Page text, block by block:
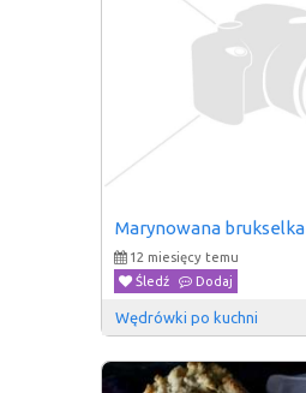
Marynowana brukselka
12 miesięcy temu
Śledź
Dodaj
Wędrówki po kuchni